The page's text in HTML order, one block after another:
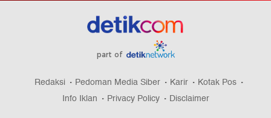
part of
Redaksi Pedoman Media Siber Karir
Kotak Pos
Info Iklan
Privacy Policy Disclaimer